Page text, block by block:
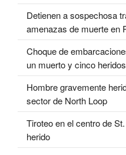
Detienen a sospechosa
amenazas de muerte en
Choque de
un muerto y cinco heridos
Hombre gravemente
sector de North Loop
Tiroteo en el centro de
herido